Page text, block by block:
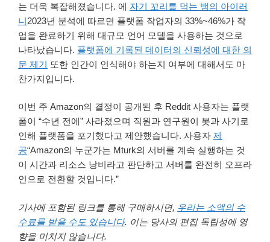
는 더욱 복잡해졌습니다. 에 자기 꼬리를 먹는 뱀의 아이러
니2023년 분석에 따르면 플랫폼 작업자의 33%~46%가 작
업을 완료하기 위해 대규모 언어 모델을 사용하는 것으로
나타났습니다. 플랫폼에 기록된 데이터의 신뢰성에 대한 의
문 제기 또한 인간이 인식해야 하는지 여부에 대해서도 마
찬가지입니다.
이번 주 Amazon의 결정이 공개된 후 Reddit 사용자는 플랫
폼이 “수년 전에” 사라졌으며 직원과 연구원이 봇과 사기로
인해 플랫폼을 포기했다고 제안했습니다. 사용자 제
공“Amazon의 누군가는 Mturk의 서버를 계속 실행하는 것
이 시간과 리소스 낭비라고 판단하고 서버를 완전히 오프라
인으로 전환할 것입니다.”
기사에 포함된 링크를 통해 구매하시면, 우리는 소액의 수
수료를 받을 수도 있습니다. 이는 당사의 편집 독립성에 영
향을 미치지 않습니다.